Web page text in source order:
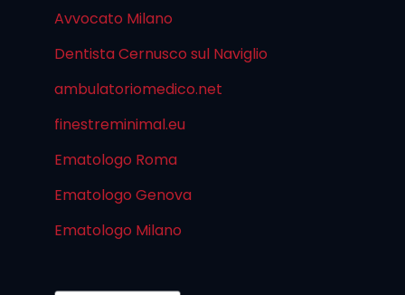
Avvocato Milano
Dentista Cernusco sul Naviglio
ambulatoriomedico.net
finestreminimal.eu
Ematologo Roma
Ematologo Genova
Ematologo Milano